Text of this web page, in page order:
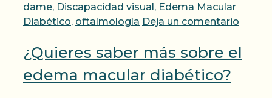
dame, Discapacidad visual, Edema Macular
Diabético, oftalmología Deja un comentario
¿Quieres saber más sobre el
edema macular diabético?